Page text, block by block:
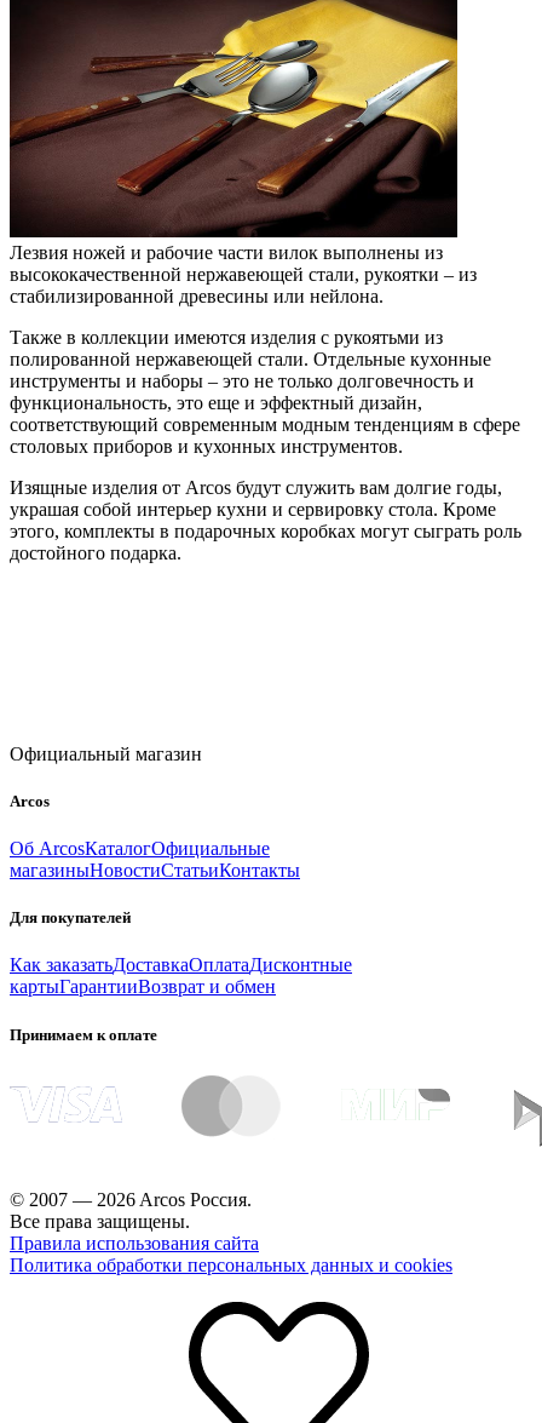
Лезвия ножей и рабочие части вилок выполнены из
высококачественной нержавеющей стали, рукоятки – из
стабилизированной древесины или нейлона.
Также в коллекции имеются изделия с рукоятьми из
полированной нержавеющей стали. Отдельные кухонные
инструменты и наборы – это не только долговечность и
функциональность, это еще и эффектный дизайн,
соответствующий современным модным тенденциям в сфере
столовых приборов и кухонных инструментов.
Изящные изделия от Arcos будут служить вам долгие годы,
украшая собой интерьер кухни и сервировку стола. Кроме
этого, комплекты в подарочных коробках могут сыграть роль
достойного подарка.
Официальный магазин
Arcos
Об ArcosКаталогОфициальные
магазиныНовостиСтатьиКонтакты
Для покупателей
Как заказатьДоставкаОплатаДисконтные
картыГарантииВозврат и обмен
Принимаем к оплате
© 2007 — 2026 Arcos Россия.
Все права защищены.
Правила использования сайта
Политика обработки персональных данных и cookies